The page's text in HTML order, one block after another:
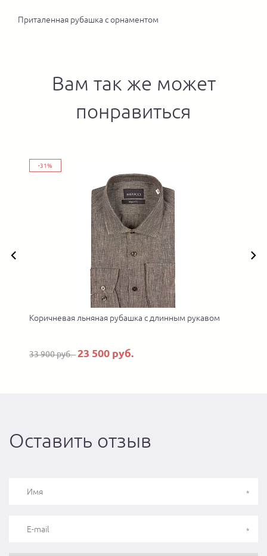
Приталенная рубашка с орнаментом
Вам так же может
понравиться
-31%
Коричневая льняная рубашка с длинным рукавом
33 900 руб. 23 500 руб.
Оставить отзыв